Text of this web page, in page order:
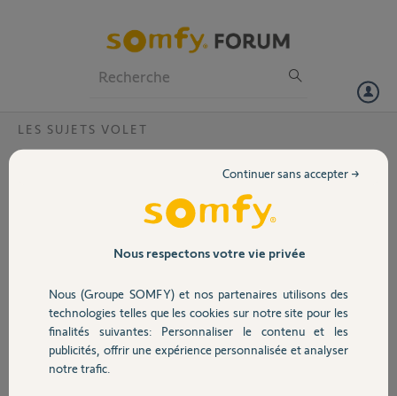
Volet
Sécurité
Domotique
LES SUJETS VOLET
Quand sera compatible la tahoma box C
L'application Tahoma me dit que ma tahoma box c n'est pas encore
compatible avec L'application je ne peux donc pas enregistrer celle-ci.
Nicolas B.
Participer au fil de discussion
Nous respectons votre vie privée
Nous (Groupe SOMFY) et nos partenaires utilisons des
technologies telles que les cookies sur notre site pour les
finalités suivantes: Personnaliser le contenu et les
publicités, offrir une expérience personnalisée et analyser
notre trafic.
Continuer sans accepter →